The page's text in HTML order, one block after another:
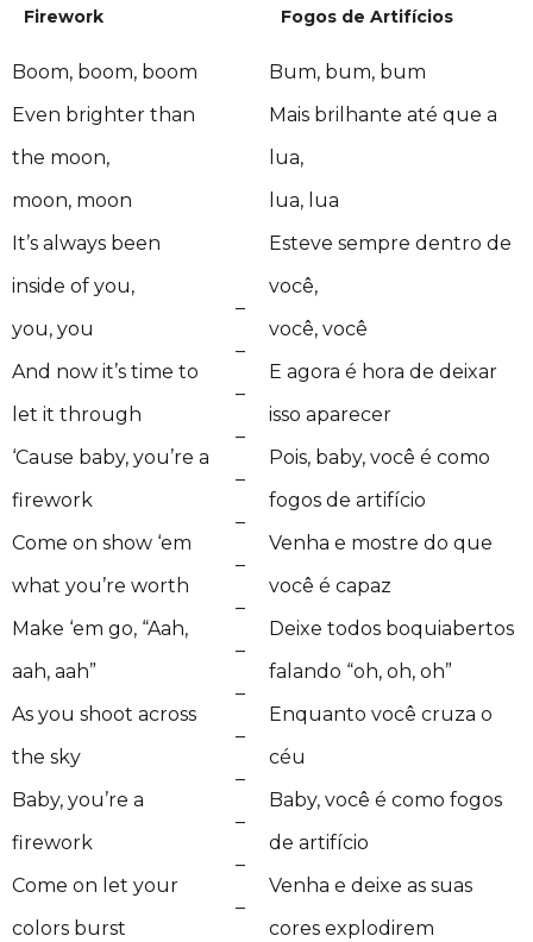
Firework Fogos de Artifícios
Boom, boom, boom
Even brighter than
the moon,
moon, moon
It’s always been
inside of you,
you, you
And now it’s time to
let it through
‘Cause baby, you’re a
firework
Come on show ‘em
what you’re worth
Make ‘em go, “Aah,
aah, aah”
As you shoot across
the sky
Baby, you’re a
firework
Come on let your
colors burst
–
–
–
–
–
–
–
–
–
–
–
–
–
–
–
Bum, bum, bum
Mais brilhante até que a
lua,
lua, lua
Esteve sempre dentro de
você,
você, você
E agora é hora de deixar
isso aparecer
Pois, baby, você é como
fogos de artifício
Venha e mostre do que
você é capaz
Deixe todos boquiabertos
falando “oh, oh, oh”
Enquanto você cruza o
céu
Baby, você é como fogos
de artifício
Venha e deixe as suas
cores explodirem